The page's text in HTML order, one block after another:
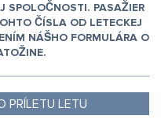
SPOLOČNOSTI. PASAŽIER
ČÍSLA OD LETECKEJ
NÁŠHO FORMULÁRA O
PRÍLETU LETU